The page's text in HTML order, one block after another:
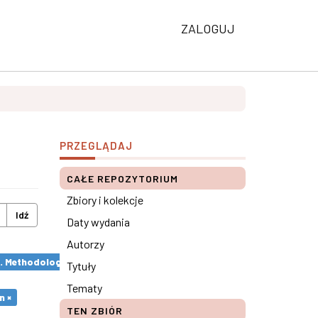
ZALOGUJ
Idź
remarks ×
×
PRZEGLĄDAJ
CAŁE REPOZYTORIUM
Zbiory i kolekcje
Daty wydania
Autorzy
Tytuły
Tematy
TEN ZBIÓR